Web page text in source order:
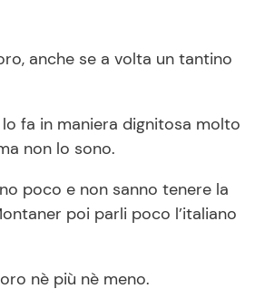
anche se a volta un tantino
fa in maniera dignitosa molto
non lo sono.
poco e non sanno tenere la
poi parli poco l’italiano
nè più nè meno.